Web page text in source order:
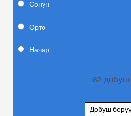
Сонун
Орто
Начар
62 добуш
Добуш берүү